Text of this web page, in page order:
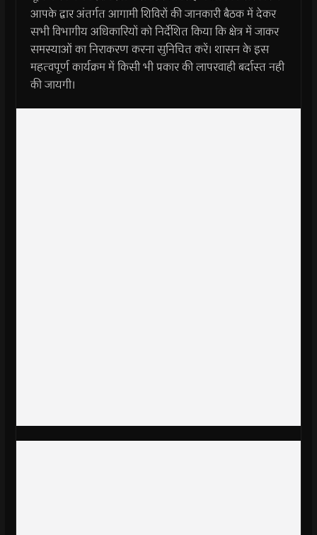
आपके द्वार अंतर्गत आगामी शिविरों की जानकारी बैठक में देकर
सभी विभागीय अधिकारियों को निर्देशित किया कि क्षेत्र में जाकर
समस्याओं का निराकरण करना सुनिचित करें। शासन के इस
महत्वपूर्ण कार्यक्रम में किसी भी प्रकार की लापरवाही बर्दास्त नही
की जायगी।